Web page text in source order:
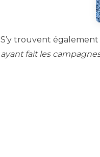
S’y trouvent
ayant fait les